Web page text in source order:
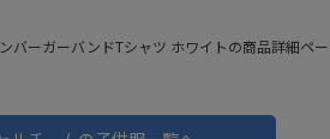
バーガーバンドTシャツ ホワイトの商品詳細ペー